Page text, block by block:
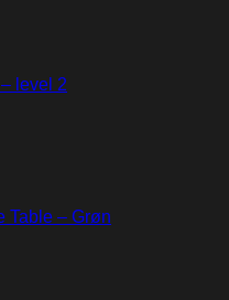
level 2
Table – Grøn